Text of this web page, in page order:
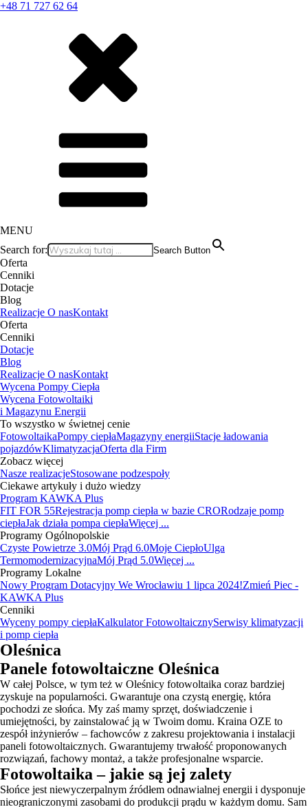
+48 71 727 62 64
MENU
Search for:
Search Button
Oferta
Cenniki
Dotacje
Blog
Realizacje O nasKontakt
Oferta
Cenniki
Dotacje
Blog
Realizacje O nasKontakt
Wycena Pompy Ciepła
Wycena Fotowoltaiki
i Magazynu Energii
To wszystko w świetnej cenie
FotowoltaikaPompy ciepłaMagazyny energiiStacje ładowania
pojazdówKlimatyzacjaOferta dla Firm
Zobacz więcej
Nasze realizacjeStosowane podzespoły
Ciekawe artykuły i dużo wiedzy
Program KAWKA Plus
FIT FOR 55Rejestracja pomp ciepła w bazie CRORodzaje pomp
ciepłaJak działa pompa ciepłaWięcej ...
Programy Ogólnopolskie
Czyste Powietrze 3.0Mój Prąd 6.0Moje CiepłoUlga
TermomodernizacyjnaMój Prąd 5.0Więcej ...
Programy Lokalne
Nowy Program Dotacyjny We Wrocławiu 1 lipca 2024!Zmień Piec -
KAWKA Plus
Cenniki
Wyceny pompy ciepłaKalkulator FotowoltaicznySerwisy klimatyzacji
i pomp ciepła
Oleśnica
Panele fotowoltaiczne Oleśnica
W całej Polsce, w tym też w Oleśnicy fotowoltaika coraz bardziej
zyskuje na popularności. Gwarantuje ona czystą energię, która
pochodzi ze słońca. My zaś mamy sprzęt, doświadczenie i
umiejętności, by zainstalować ją w Twoim domu. Kraina OZE to
zespół inżynierów – fachowców z zakresu projektowania i instalacji
paneli fotowoltaicznych. Gwarantujemy trwałość proponowanych
rozwiązań, fachowy montaż, a także profesjonalne wsparcie.
Fotowoltaika – jakie są jej zalety
Słońce jest niewyczerpalnym źródłem odnawialnej energii i dysponuje
nieograniczonymi zasobami do produkcji prądu w każdym domu. Sam